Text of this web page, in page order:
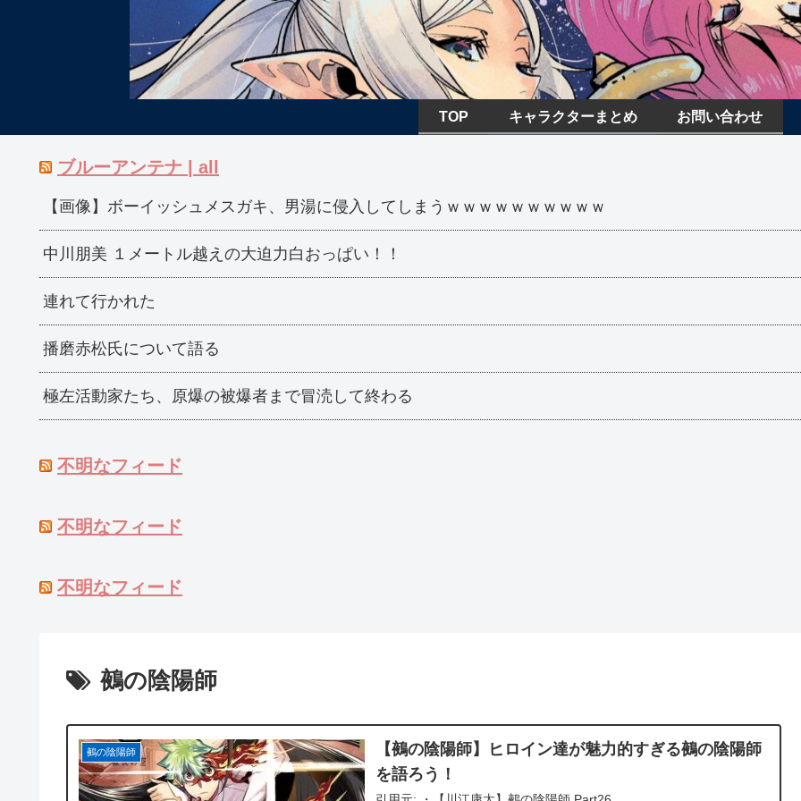
TOP キャラクターまとめ お問い合わせ
ブルーアンテナ | all
【画像】ボーイッシュメスガキ、男湯に侵入してしまうｗｗｗｗｗｗｗｗｗｗ
中川朋美 １メートル越えの大迫力白おっぱい！！
連れて行かれた
播磨赤松氏について語る
極左活動家たち、原爆の被爆者まで冒涜して終わる
不明なフィード
不明なフィード
不明なフィード
鵺の陰陽師
鵺の陰陽師
【鵺の陰陽師】ヒロイン達が魅力的すぎる鵺の陰陽師
を語ろう！